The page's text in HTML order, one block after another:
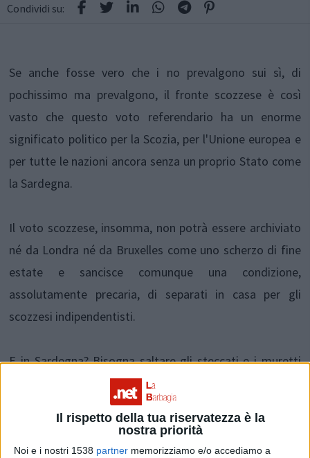
Il rispetto della tua riservatezza è la
nostra priorità
Noi e i nostri 1538 partner memorizziamo e/o accediamo a
Condividi su:
Se anche fosse vero che i no prevalgono sui sì, di
pochissimo ma prevalgono, il fronte scozzese è così
vasto che questo voto referendario ha un enorme
significato politico per la Scozia, per l'Unione europea e
per tutte le nazioni ancora senza un proprio Stato come
la Sardegna.
Il voto scozzese, insomma, non potrà essere archiviato
né da Londra né da Bruxelles come uno scherzo di fine
estate e sancisce comunque una condizione,
assolutamente precaria, di separati in casa per gli
scozzesi indipendentisti.
E in Sardegna? Bisogna saltare gli steccati e i muretti
sardi, iniziare a parlarsi tra pari e tra uguali, coltivare la
cultura del dialogo e dell'ascolto reciproco con i
movimenti e i partiti identitari come la Base. E'
necessario individuare un filo comune, un denominatore